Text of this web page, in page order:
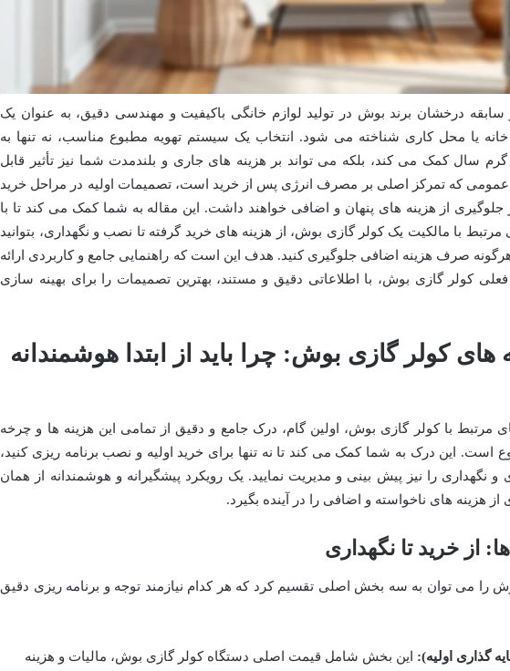
سابقه درخشان برند بوش در تولید لوازم خانگی باکیفیت و مهندسی دقیق، به عنوان یک
یا محل کاری شناخته می شود. انتخاب یک سیستم تهویه مطبوع مناسب، نه تنها به
سال کمک می کند، بلکه می تواند بر هزینه های جاری و بلندمدت شما نیز تأثیر قابل
عمومی که تمرکز اصلی بر مصرف انرژی پس از خرید است، تصمیمات اولیه در مراحل خرید
جلوگیری از هزینه های پنهان و اضافی خواهند داشت. این مقاله به شما کمک می کند تا با
با مالکیت یک کولر گازی بوش، از هزینه های خرید گرفته تا نصب و نگهداری، بتوانید
صرف هزینه اضافی جلوگیری کنید. هدف این است که راهنمایی جامع و کاربردی ارائه
کولر گازی بوش، با اطلاعاتی دقیق و مستند، بهترین تصمیمات را برای بهینه سازی
کولر گازی بوش: چرا باید از ابتدا هوشمندانه
مرتبط با کولر گازی بوش، اولین گام، درک جامع و دقیق از تمامی این هزینه ها و چرخه
است. این درک به شما کمک می کند تا نه تنها برای خرید اولیه و نصب برنامه ریزی کنید،
و نگهداری را نیز پیش بینی و مدیریت نمایید. یک رویکرد پیشگیرانه و هوشمندانه از همان
از هزینه های ناخواسته و اضافی را در آینده بگیرد.
از خرید تا نگهداری
را می توان به سه بخش اصلی تقسیم کرد که هر کدام نیازمند توجه و برنامه ریزی دقیق
گذاری اولیه): این بخش شامل قیمت اصلی دستگاه کولر گازی بوش، مالیات و هزینه